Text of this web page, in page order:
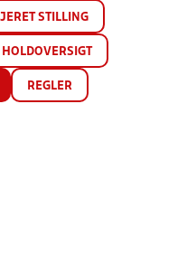
STILLING
HOLDOVERSIGT
REGLER